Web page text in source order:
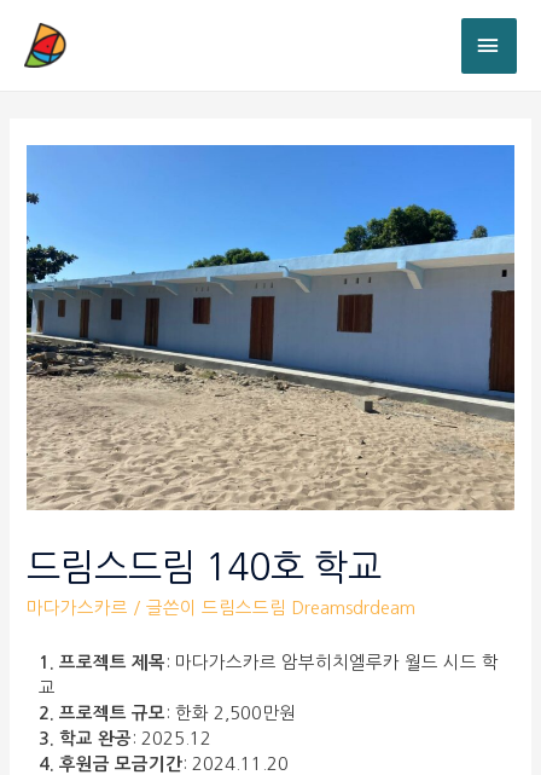
드림스드림 140호 학교
마다가스카르 / 글쓴이드림스드림 Dreamsdrdeam
1. 프로젝트 제목 : 마다가스카르 암부히치엘루카 월드 시드 학
교
2. 프로젝트 규모 : 한화 2,500만원
3. 학교 완공 : 2025.12
4. 후원금 모금기간: 2024.11.20